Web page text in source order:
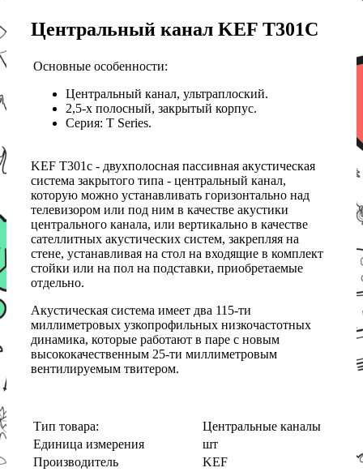
Центральный канал KEF T301C
Основные особенности:
Центральный канал, ультраплоский.
2,5-х полосный, закрытый корпус.
Серия: T Series.
KEF T301c - двухполосная пассивная акустическая
система закрытого типа - центральный канал,
которую можно устанавливать горизонтально над
телевизором или под ним в качестве акустики
центрального канала, или вертикально в качестве
сателлитных акустических систем, закрепляя на
стене, устанавливая на стол на входящие в комплект
стойки или на пол на подставки, приобретаемые
отдельно.
Акустическая система имеет два 115-ти
миллиметровых узкопрофильных низкочастотных
динамика, которые работают в паре с новым
высококачественным 25-ти миллиметровым
вентилируемым твитером.
Тип товара:
Центральные каналы
Единица измерения
шт
Производитель
KEF